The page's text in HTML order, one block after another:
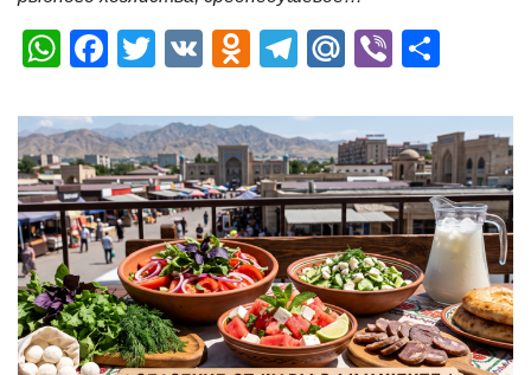
W
at
s
A
p
p
F
c
e
b
o
o
k
T
tt
er
V
O
n
o
kl
a
ss
ni
ki
T
e
gr
a
m
M
.R
u
Vi
er п
р
а
в
и
т
ь